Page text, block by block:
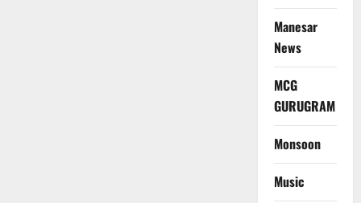
Manesar
News
MCG
GURUGRAM
Monsoon
Music